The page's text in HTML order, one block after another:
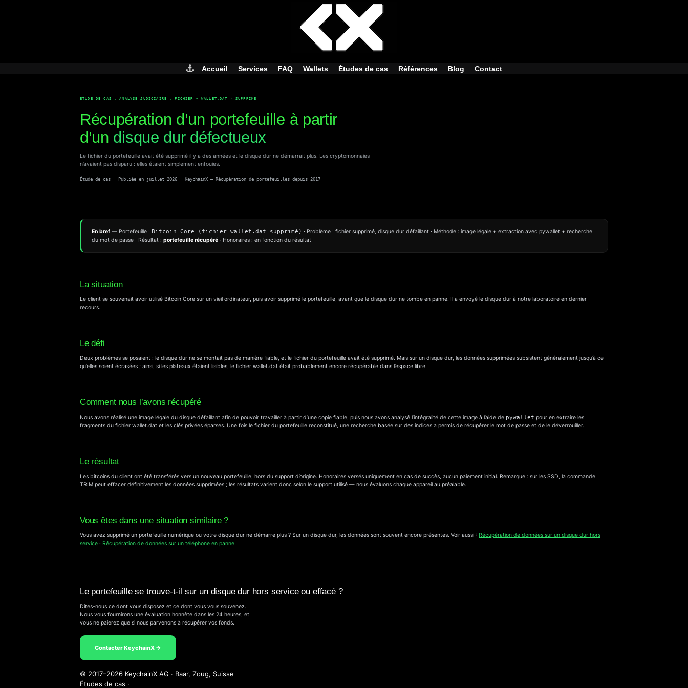
Accueil Services FAQ Wallets Études de cas Références Blog Contact
ÉTUDE DE CAS . ANALYSE JUDICIAIRE . FICHIER « WALLET.DAT » SUPPRIMÉ
Récupération d’un portefeuille à partir
d’un disque dur défectueux
Le fichier du portefeuille avait été supprimé il y a des années et le disque dur ne démarrait plus. Les cryptomonnaies
n’avaient pas disparu : elles étaient simplement enfouies.
Étude de cas · Publiée en juillet 2026 · KeychainX — Récupération de portefeuilles depuis 2017
En bref — Portefeuille : Bitcoin Core (fichier wallet.dat supprimé) · Problème : fichier supprimé, disque dur défaillant · Méthode : image légale + extraction avec pywallet + recherche
du mot de passe · Résultat : portefeuille récupéré · Honoraires : en fonction du résultat
La situation
Le client se souvenait avoir utilisé Bitcoin Core sur un vieil ordinateur, puis avoir supprimé le portefeuille, avant que le disque dur ne tombe en panne. Il a envoyé le disque dur à notre laboratoire en dernier
recours.
Le défi
Deux problèmes se posaient : le disque dur ne se montait pas de manière fiable, et le fichier du portefeuille avait été supprimé. Mais sur un disque dur, les données supprimées subsistent généralement jusqu’à ce
qu’elles soient écrasées ; ainsi, si les plateaux étaient lisibles, le fichier wallet.dat était probablement encore récupérable dans l’espace libre.
Comment nous l’avons récupéré
Nous avons réalisé une image légale du disque défaillant afin de pouvoir travailler à partir d’une copie fiable, puis nous avons analysé l’intégralité de cette image à l’aide de pywallet pour en extraire les
fragments du fichier wallet.dat et les clés privées éparses. Une fois le fichier du portefeuille reconstitué, une recherche basée sur des indices a permis de récupérer le mot de passe et de le déverrouiller.
Le résultat
Les bitcoins du client ont été transférés vers un nouveau portefeuille, hors du support d’origine. Honoraires versés uniquement en cas de succès, aucun paiement initial. Remarque : sur les SSD, la commande
TRIM peut effacer définitivement les données supprimées ; les résultats varient donc selon le support utilisé — nous évaluons chaque appareil au préalable.
Vous êtes dans une situation similaire ?
Vous avez supprimé un portefeuille numérique ou votre disque dur ne démarre plus ? Sur un disque dur, les données sont souvent encore présentes. Voir aussi : Récupération de données sur un disque dur hors
service · Récupération de données sur un téléphone en panne
Le portefeuille se trouve-t-il sur un disque dur hors service ou effacé ?
Dites-nous ce dont vous disposez et ce dont vous vous souvenez.
Nous vous fournirons une évaluation honnête dans les 24 heures, et
vous ne paierez que si nous parvenons à récupérer vos fonds.
Contacter KeychainX →
© 2017–2026 KeychainX AG · Baar, Zoug, Suisse
Études de cas ·